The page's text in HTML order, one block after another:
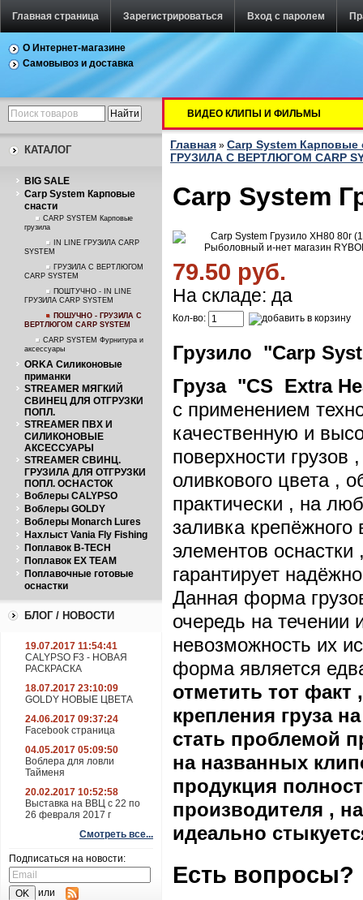
Главная страница Зарегистрироваться Вход с паролем
О Интернет-магазине
Самовывоз и доставка
КАТАЛОГ
BIG SALE
Carp System Карповые
снасти
CARP SYSTEM Карповые
грузила
IN LINE ГРУЗИЛА CARP
SYSTEM
ГРУЗИЛА С ВЕРТЛЮГОМ
CARP SYSTEM
ПОШТУЧНО - IN LINE
ГРУЗИЛА CARP SYSTEM
ПОШУЧНО - ГРУЗИЛА С
ВЕРТЛЮГОМ CARP SYSTEM
CARP SYSTEM Фурнитура и
аксессуары
ORKA Силиконовые
приманки
STREAMER МЯГКИЙ
СВИНЕЦ ДЛЯ ОТГРУЗКИ
ПОПЛ.
STREAMER ПВХ И
СИЛИКОНОВЫЕ
АКСЕССУАРЫ
STREAMER СВИНЦ.
ГРУЗИЛА ДЛЯ ОТГРУЗКИ
ПОПЛ. ОСНАСТОК
Воблеры CALYPSO
Воблеры GOLDY
Воблеры Monarch Lures
Нахлыст Vania Fly Fishing
Поплавок B-TECH
Поплавок EX TEAM
Поплавочные готовые
оснастки
БЛОГ / НОВОСТИ
19.07.2017 11:54:41
CALYPSO F3 - НОВАЯ
РАСКРАСКА
18.07.2017 23:10:09
GOLDY НОВЫЕ ЦВЕТА
24.06.2017 09:37:24
Facebook страница
04.05.2017 05:09:50
Воблера для ловли
Тайменя
20.02.2017 10:52:58
Выставка на ВВЦ с 22 по
26 февраля 2017 г
Смотреть все...
Подписаться на новости:
или
ВИДЕО КЛИПЫ И ФИЛЬМЫ
Главная » Carp System Карповые
ГРУЗИЛА С ВЕРТЛЮГОМ CARP
Carp System
79.50 руб.
На складе: да
Кол-во:
Грузило "Carp
Груза "CS Extra
с применением
качественную и
поверхности
оливкового цвета ,
практически , на
заливка крепёжного
элементов
гарантирует
Данная форма
очередь на течении
невозможность их
форма является
отметить тот факт
крепления груза
стать проблемой
на названных
продукция
производителя ,
идеально
Есть вопросы?